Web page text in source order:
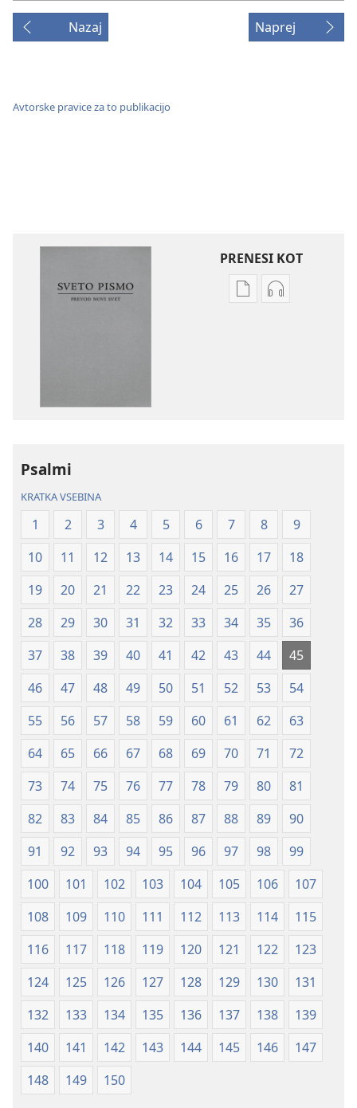
Nazaj Naprej
Avtorske pravice za to publikacijo
PRENESI KOT
Možnosti
2021)
Možnosti
2021)
Psalmi
KRATKA VSEBINA
1 2 3 4 5 6 7 8
9
10
11 12 13 14 15 16 17
18
19
20 21 22 23 24 25 26
27
28
29 30 31 32 33 34 35
36
37
38 39 40 41 42 43 44
45
46
47 48 49 50 51 52 53
54
55
56 57 58 59 60 61 62
63
64
65 66 67 68 69 70 71
72
73
74 75 76 77 78 79 80
81
82
83 84 85 86 87 88 89
90
91
92 93 94 95 96 97 98
99
100
101 102 103 104 105 106
107
108
109 110 111 112 113 114
115
116
117 118 119 120 121 122
123
124
125 126 127 128 129 130
131
132
133 134 135 136 137 138
139
140
141 142 143 144 145 146
147
148
149 150